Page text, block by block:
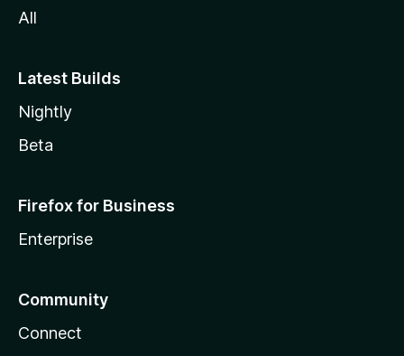
s
All
Latest Builds
Nightly
Beta
Firefox for Business
Enterprise
Community
Connect